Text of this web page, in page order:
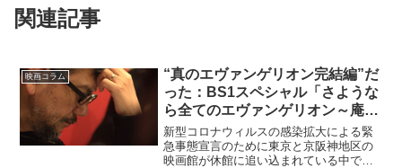
関連記事
映画コラム
“真のエヴァンゲリオン完結編”だ
った：BS1スペシャル「さような
ら全てのエヴァンゲリオン～庵野
秀明の1214日～」
新型コロナウィルスの感染拡大による緊
急事態宣言のために東京と京阪神地区の
映画館が休館に追い込まれている中で